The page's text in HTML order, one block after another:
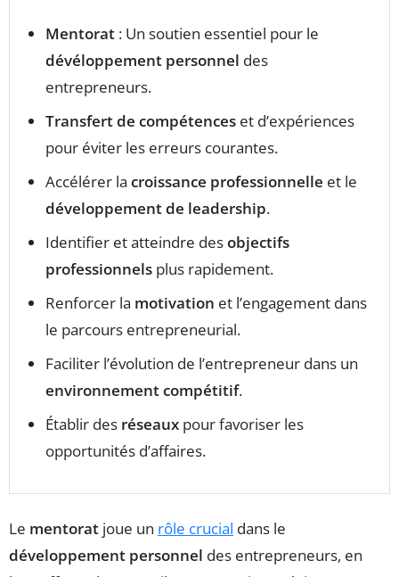
Mentorat : Un soutien essentiel pour le
dévéloppement personnel des
entrepreneurs.
Transfert de compétences et d’expériences
pour éviter les erreurs courantes.
Accélérer la croissance professionnelle et le
développement de leadership.
Identifier et atteindre desobjectifs
professionnels plus rapidement.
Renforcer la motivation et l’engagement dans
le parcours entrepreneurial.
Faciliter l’évolution de l’entrepreneur dans un
environnement compétitif.
Établir des réseaux pour favoriser les
opportunités d’affaires.
Le mentorat joue un rôle crucial dans le
développement personnel des entrepreneurs, en